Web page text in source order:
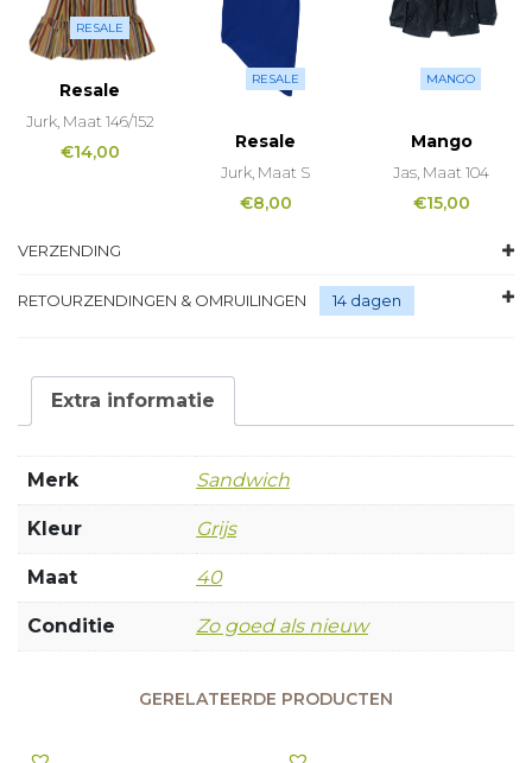
RESALE
Resale
Jurk, Maat 146/152
€14,00
RESALE
Resale
Jurk, Maat S
€8,00
MANGO
Mango
Jas, Maat 104
€15,00
VERZENDING
RETOURZENDINGEN & OMRUILINGEN 14 dagen
Extra informatie
Merk Sandwich
Kleur Grijs
Maat 40
Conditie Zo goed als nieuw
GERELATEERDE PRODUCTEN